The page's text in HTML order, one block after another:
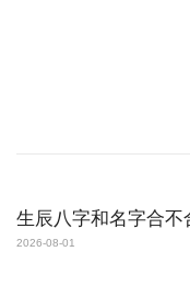
生辰八字和名字合不
2026-08-01